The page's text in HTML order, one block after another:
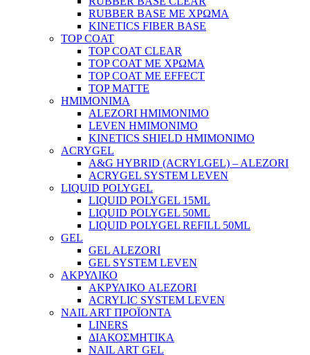
RUBBER BASE ΜΕ ΧΡΩΜΑ
KINETICS FIBER BASE
TOP COAT
TOP COAT CLEAR
TOP COAT ΜΕ ΧΡΩΜΑ
TOP COAT ΜΕ EFFECT
TOP MATTE
ΗΜΙΜΟΝΙΜΑ
ALEZORI ΗΜΙΜΟΝΙΜΟ
LEVEN ΗΜΙΜΟΝΙΜΟ
KINETICS SHIELD ΗΜΙΜΟΝΙΜΟ
ACRYGEL
A&G HYBRID (ACRYLGEL) – ALEZORI
ACRYGEL SYSTEM LEVEN
LIQUID POLYGEL
LIQUID POLYGEL 15ML
LIQUID POLYGEL 50ML
LIQUID POLYGEL REFILL 50ML
GEL
GEL ALEZORI
GEL SYSTEM LEVEN
ΑΚΡΥΛΙΚΟ
ΑΚΡΥΛΙΚΟ ALEZORI
ACRYLIC SYSTEM LEVEN
NAIL ART ΠΡΟΪΟΝΤΑ
LINERS
ΔΙΑΚΟΣΜΗΤΙΚΑ
NAIL ART GEL